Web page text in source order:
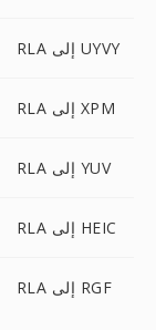
RLA إلى UYVY
RLA إلى XPM
RLA إلى YUV
RLA إلى HEIC
RLA إلى RGF